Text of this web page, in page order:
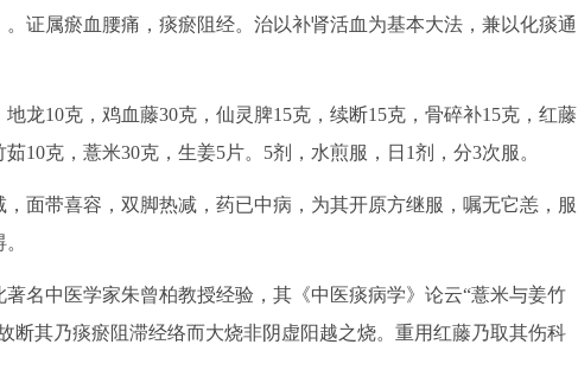
证属瘀血腰痛，痰瘀阻经。治以补肾活血为基本大法，兼以化痰通
龙10克，鸡血藤30克，仙灵脾15克，续断15克，骨碎补15克，红藤
10克，薏米30克，生姜5片。5剂，水煎服，日1剂，分3次服。
面带喜容，双脚热减，药已中病，为其开原方继服，嘱无它恙，服
名中医学家朱曾柏教授经验，其《中医痰病学》论云“薏米与姜竹
断其乃痰瘀阻滞经络而大烧非阴虚阳越之烧。重用红藤乃取其伤科